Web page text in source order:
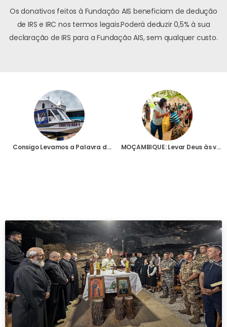
Os donativos feitos à Fundação AIS beneficiam de dedução
de IRS e IRC nos termos legais.Poderá deduzir 0,5% à sua
declaração de IRS para a Fundação AIS, sem qualquer custo.
Consigo Levamos a Palavra de Deus MOÇAMBIQUE: Levar Deus às vítimas do terrorismo de Cabo Delgado